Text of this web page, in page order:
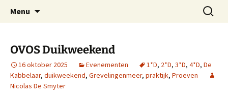
OVOS
Oost-Vlaamse Vereniging voor
Onderwateronderzoek en -Sport
Menu
Zoeken
naar:
OVOS Duikweekend
16 oktober 2025 Evenementen 1*D, 2*D, 3*D, 4*D, De
Kabbelaar, duikweekend, Grevelingenmeer, praktijk, Proeven
Nicolas De Smyter